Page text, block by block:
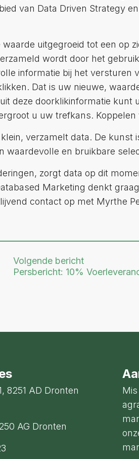
van Data Driven Strategy
uitgegroeid tot een op
wordt door het
informatie bij het versturen
Dat is uw nieuwe,
deze doorklikinformatie kunt
u uw trefkans. Koppelen
verzamelt data. De kunst
en bruikbare
zorgt data op dit
Marketing denkt
contact op met Myrthe
Volgende bericht
Persbericht: 10%
8251 AD Dronten
AG Dronten